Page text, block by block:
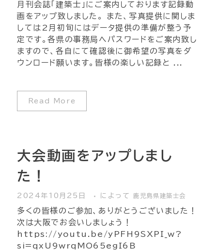
月刊会誌「建築士」にご案内しております記録動
画をアップ致しました。 また、写真提供に関しま
しては2月初旬にはデータ提供の準備が整う予
定です。各県の事務局へパスワードをご案内致し
ますので、各自にて確認後に御希望の写真をダ
ウンロード願います。皆様の楽しい記録と ...
Read More
大会動画をアップしまし
た！
2024年10月25日 によって 鹿児島県建築士会
多くの皆様のご参加、ありがとうございました！
次は大阪でお会いしましょう！
https://youtu.be/yPFH9SXPI_w?
si=qxU9wrqMO65egI6B